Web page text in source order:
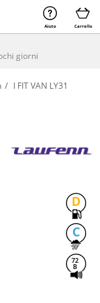
Aiuto Carrello
I FIT VAN LY31
D
C
72
B